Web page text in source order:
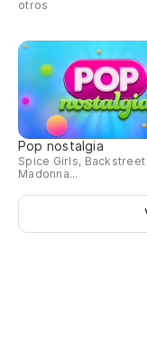
otros
Pop nostalgia
Spice Girls,
Madonna...